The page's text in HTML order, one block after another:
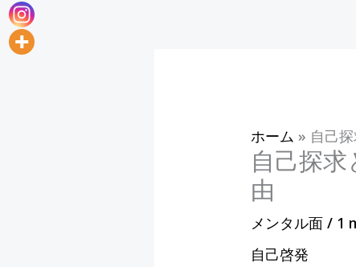
ホーム » 自己
自己探
由
メンタル面 / 1
自己啓発